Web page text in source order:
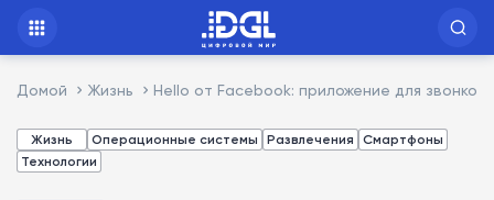
Домой Жизнь Hello от Facebook: приложение для
Жизнь Операционные системы Развлечения Смартфоны
Технологии